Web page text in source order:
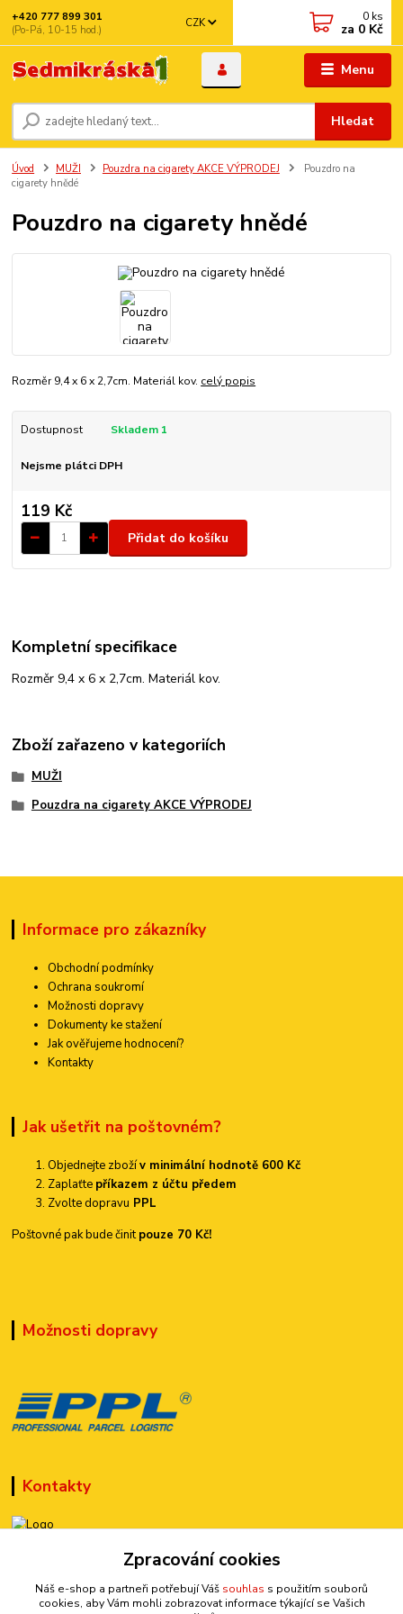
Menu
CZK
Hledat
+420 777 899 301
(Po-Pá, 10-15 hod.)
0 ks
za 0 Kč
Úvod MUŽI Pouzdra na cigarety AKCE VÝPRODEJ
Pouzdro na
cigarety hnědé
Pouzdro na cigarety hnědé
Rozměr 9,4 x 6 x 2,7cm. Materiál kov. celý popis
Dostupnost Skladem 1
Nejsme plátci DPH
119 Kč
Přidat do košíku
Kompletní specifikace
Rozměr 9,4 x 6 x 2,7cm. Materiál kov.
Zboží zařazeno v kategoriích
MUŽI
Pouzdra na cigarety AKCE VÝPRODEJ
Informace pro zákazníky
Obchodní podmínky
Ochrana soukromí
Možnosti dopravy
Dokumenty ke stažení
Jak ověřujeme hodnocení?
Kontakty
Jak ušetřit na poštovném?
Objednejte zbožív minimální hodnotě 600 Kč
Zaplaťte příkazem z účtu předem
Zvolte dopravu PPL
Poštovné pak bude činitpouze 70 Kč!
Možnosti dopravy
Kontakty
+420 777 899 301
sedmi@kraska1.cz
Zpracování cookies
Náš e-shop a partneři potřebují Váš souhlas s použitím souborů
cookies, aby Vám mohli zobrazovat informace týkající se Vašich